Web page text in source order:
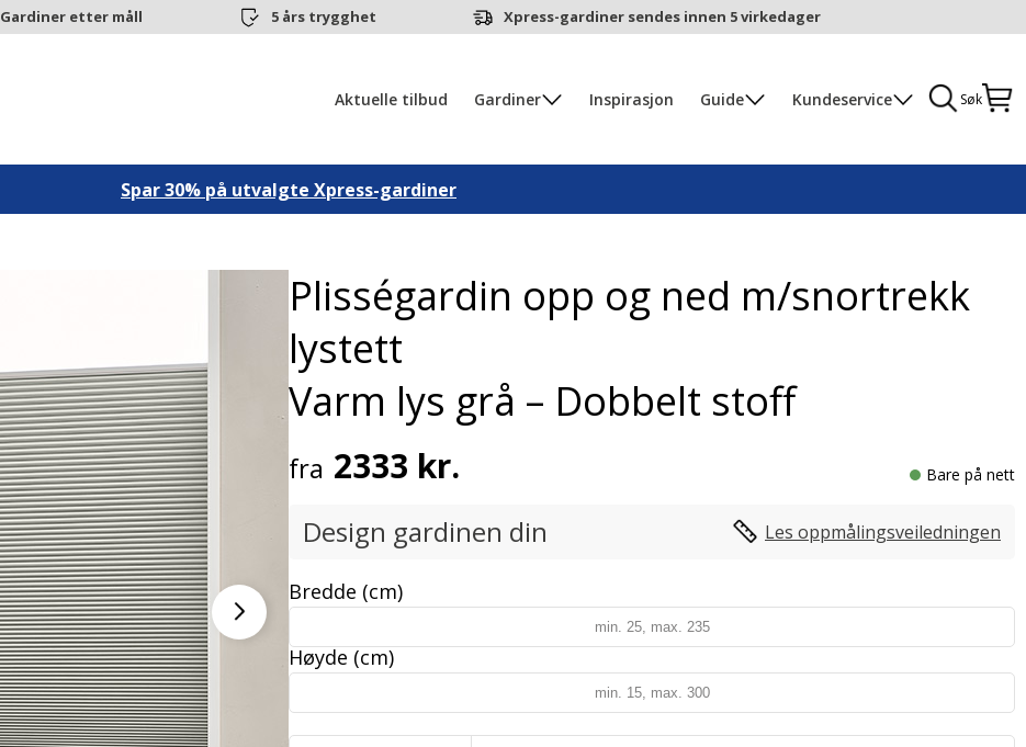
Gardiner etter måll 5 års trygghet Xpress-gardiner sendes innen 5 virkedager
Søk
Aktuelle tilbud Gardiner Inspirasjon Guide Kundeservice
Spar 30% på utvalgte Xpress-gardiner
Plisségardin opp og ned m/snortrekk
lystett
Varm lys grå – Dobbelt stoff
fra 2333 kr. Bare på nett
Design gardinen din Les oppmålingsveiledningen
Bredde (cm)
Høyde (cm)